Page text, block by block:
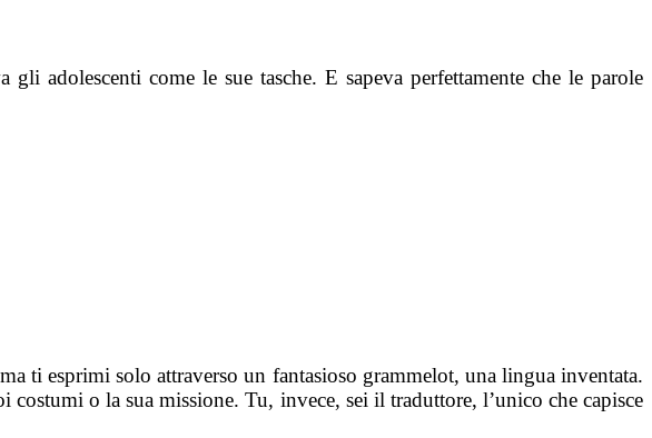
adolescenti come le sue tasche. E sapeva perfettamente che le parole
ti esprimi solo attraverso un fantasioso grammelot, una lingua inventata.
o la sua missione. Tu, invece, sei il traduttore, l’unico che capisce